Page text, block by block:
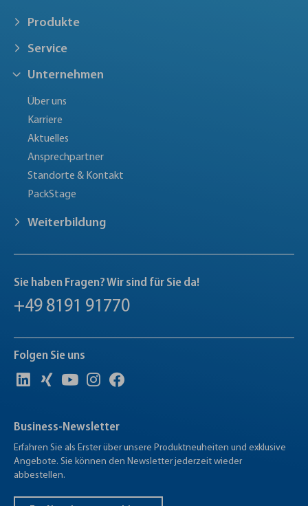
Produkte
Service
Unternehmen
Über uns
Karriere
Aktuelles
Ansprechpartner
Standorte & Kontakt
PackStage
Weiterbildung
Sie haben Fragen? Wir sind für Sie da!
+49 8191 91770
Folgen Sie uns
Business-Newsletter
Erfahren Sie als Erster über unsere Produktneuheiten und exklusive
Angebote. Sie können den Newsletter jederzeit wieder
abbestellen.